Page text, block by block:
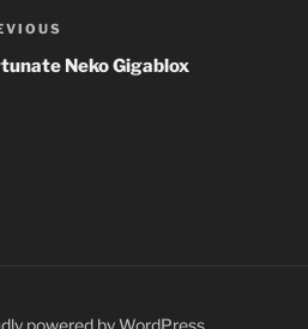
Neko Gigablox
powered by WordPress